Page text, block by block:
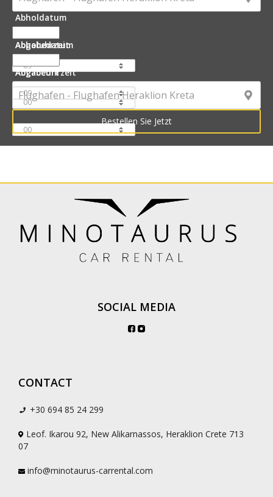
Abholdatum
Abholuhrzeit
:
Abgabedatum
Abgabeuhrzeit
:
Abgabeort
SOCIAL MEDIA
CONTACT
+30 694 85 24 299
Leof. Ikarou 92, New Alikarnassos, Heraklion Crete 713
07
info@minotaurus-carrental.com